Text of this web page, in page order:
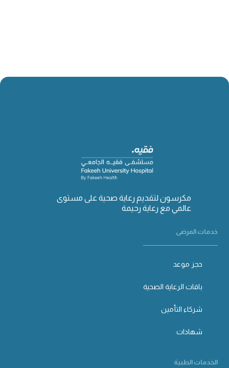
مكرسون لتقديم رعاية صحية على مستوى
عالمي مع رعاية رحيمة
خدمات المرضى
حجز موعد
باقات الرعاية الصحية
شركاء التأمين
شهادات
الخدمات الطبية